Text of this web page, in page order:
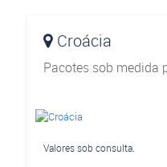
Croácia
Pacotes sob medida
Valores sob consulta.